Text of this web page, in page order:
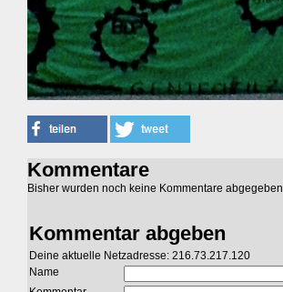
Kommentare
Bisher wurden noch keine Kommentare abgegeben.
Kommentar abgeben
Deine aktuelle Netzadresse: 216.73.217.120
Name